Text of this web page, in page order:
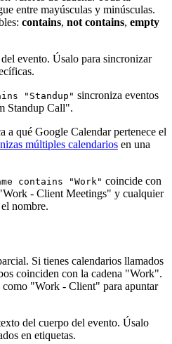
entre mayúsculas y minúsculas.
contains, not contains, empty
evento. Úsalo para sincronizar
"Standup" sincroniza eventos
Standup Call".
a qué Google Calendar pertenece el
múltiples calendarios en una
contains "Work" coincide con
- Client Meetings" y cualquier
nombre.
Si tienes calendarios llamados
coinciden con la cadena "Work".
como "Work - Client" para apuntar
del cuerpo del evento. Úsalo
en etiquetas.